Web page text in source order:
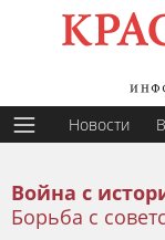
Новости
Война с
Борьба с